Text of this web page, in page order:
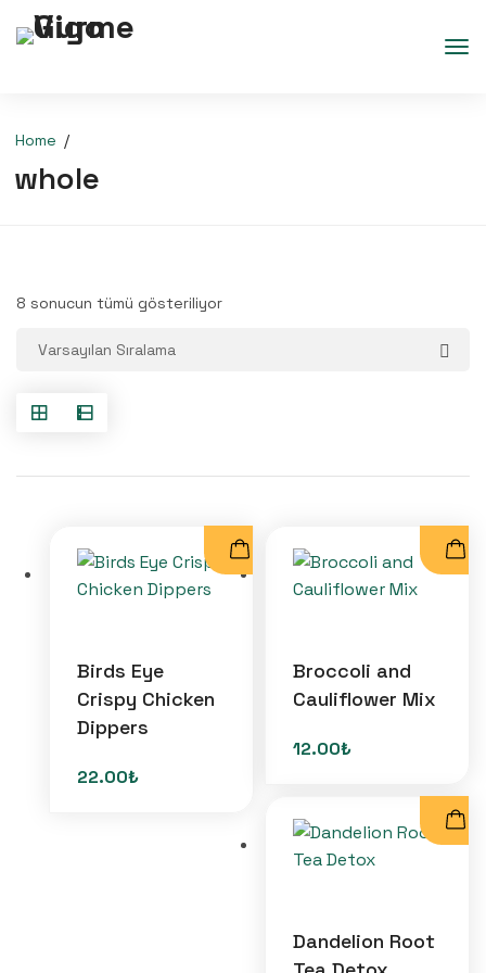
Home
whole
8 sonucun tümü gösteriliyor
Birds Eye
Crispy Chicken
Dippers
22.00₺
Broccoli and
Cauliflower Mix
12.00₺
Dandelion Root